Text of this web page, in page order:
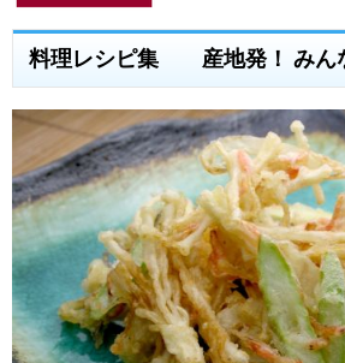
料理レシピ集 産地発！ みん